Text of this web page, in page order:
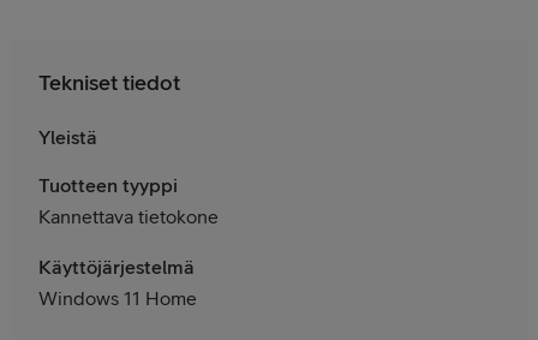
Tekniset tiedot
Yleistä
Tuotteen tyyppi
Kannettava tietokone
Käyttöjärjestelmä
Windows 11 Home